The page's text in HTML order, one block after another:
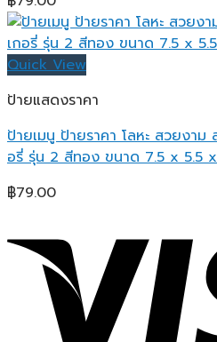
Quick View
ป้ายแสดงราคา
ป้ายเมนู ป้ายราคา โลหะ สวยงาม
อรี่ รุ่น 2 สีทอง ขนาด 7.5 x 5.5
฿79.00